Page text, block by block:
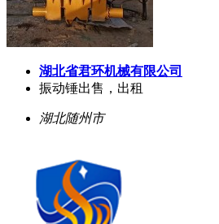
湖北省君环机械有限公司
振动锤出售，出租
湖北随州市